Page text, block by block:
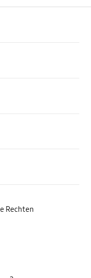
Rechten